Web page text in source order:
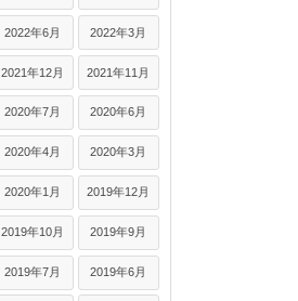
2022年6月 2022年3月
2021年12月 2021年11月
2020年7月 2020年6月
2020年4月 2020年3月
2020年1月 2019年12月
2019年10月 2019年9月
2019年7月 2019年6月